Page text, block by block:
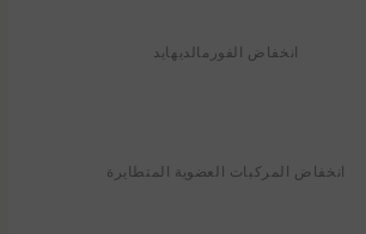
انخفاض الفورمالديهايد
انخفاض المركبات العضوية المتطايرة